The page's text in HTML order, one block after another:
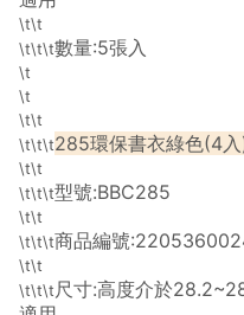
\t\t
\t\t\t數量:5張入
\t
\t
\t\t
\t\t\t285環保書衣綠色(4入
\t\t
\t\t\t型號:BBC285
\t\t
\t\t\t商品編號
\t\t
\t\t\t尺寸:高度介於